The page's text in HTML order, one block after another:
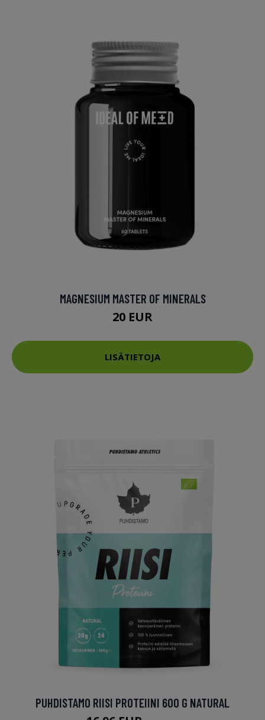
MAGNESIUM MASTER OF MINERALS
20 EUR
LISÄTIETOJA
PUHDISTAMO RIISI PROTEIINI 600 G NATURAL